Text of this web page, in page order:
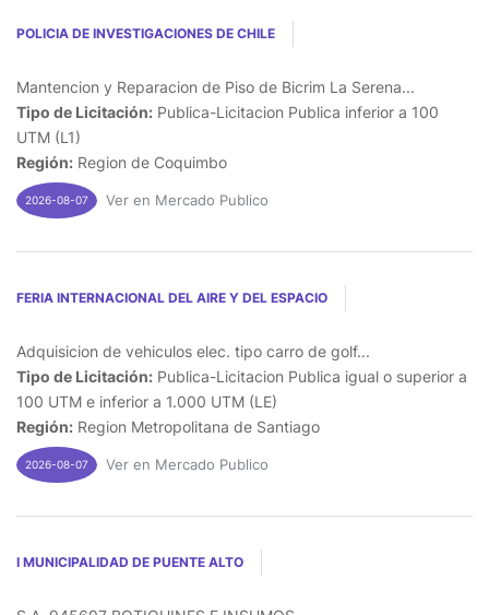
POLICIA DE INVESTIGACIONES DE CHILE
Mantencion y Reparacion de Piso de Bicrim La Serena...
Tipo de Licitación: Publica-Licitacion Publica inferior a 100
UTM (L1)
Región: Region de Coquimbo
2026-08-07 Ver en Mercado Publico
FERIA INTERNACIONAL DEL AIRE Y DEL ESPACIO
Adquisicion de vehiculos elec. tipo carro de golf...
Tipo de Licitación: Publica-Licitacion Publica igual o superior a
100 UTM e inferior a 1.000 UTM (LE)
Región: Region Metropolitana de Santiago
2026-08-07 Ver en Mercado Publico
I MUNICIPALIDAD DE PUENTE ALTO